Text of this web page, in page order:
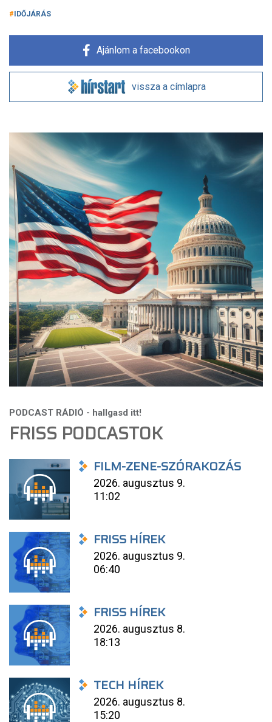
IDŐJÁRÁS
Ajánlom a facebookon
vissza a címlapra
FRISS PODCASTOK
FILM-ZENE-SZÓRAKOZÁS
2026. augusztus 9.
11:02
FRISS HÍREK
2026. augusztus 9.
06:40
FRISS HÍREK
2026. augusztus 8.
18:13
TECH HÍREK
2026. augusztus 8.
15:20